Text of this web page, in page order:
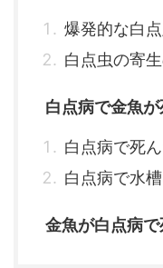
爆発的な白
白点虫の寄
白点病で金魚
白点病で死
白点病で水
金魚が白点病